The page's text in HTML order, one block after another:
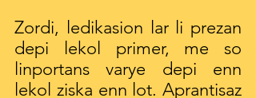
Zordi, ledikasion lar li prezan
depi lekol primer, me so
linportans varye depi enn
lekol ziska enn lot. Aprantisaz